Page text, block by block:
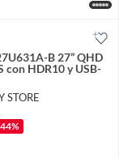
B 27” QHD
con HDR10 y USB-
STORE